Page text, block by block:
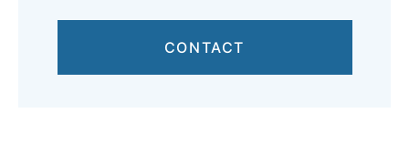
CONTACT